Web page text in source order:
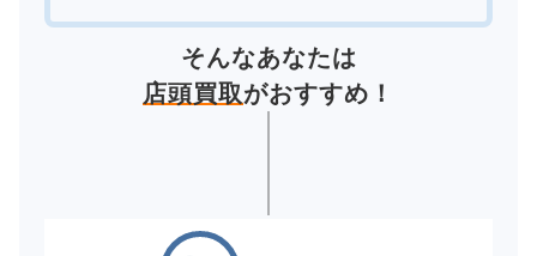
そんなあなたは
店頭買取がおすすめ！